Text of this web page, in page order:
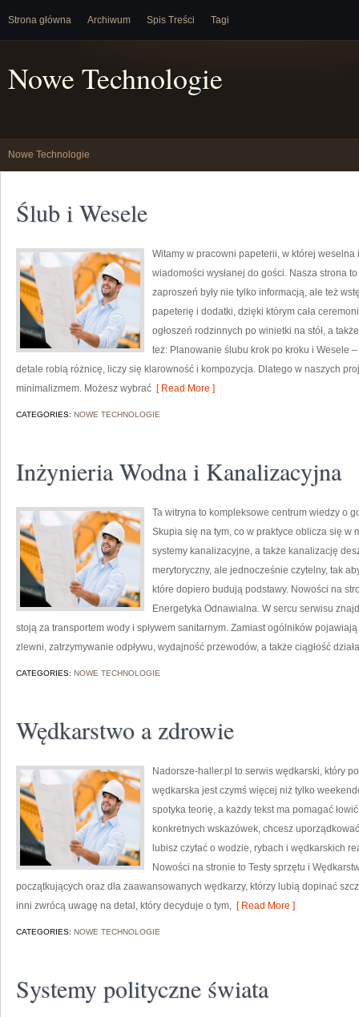
Strona główna Archiwum Spis Treści Tagi
Nowe Technologie
Nowe Technologie
Ślub i Wesele
Witamy w pracowni papeterii, w której
wiadomości wysłanej do gości. Nasza strona
zaproszeń były nie tylko informacją, ale też
papeterię i dodatki, dzięki którym cała
ogłoszeń rodzinnych po winietki na stół, a
też: Planowanie ślubu krok po kroku i Wesele
detale robią różnicę, liczy się klarowność i kompozycja. Dlatego w naszych
minimalizmem. Możesz wybrać [ Read More ]
CATEGORIES: NOWE TECHNOLOGIE
Inżynieria Wodna i Kanalizacyjna
Ta witryna to kompleksowe centrum wiedzy o
Skupia się na tym, co w praktyce oblicza się w
systemy kanalizacyjne, a także kanalizację
merytoryczny, ale jednocześnie czytelny, tak
które dopiero budują podstawy. Nowości na
Energetyka Odnawialna. W sercu serwisu
stoją za transportem wody i spływem sanitarnym. Zamiast ogólników
zlewni, zatrzymywanie odpływu, wydajność przewodów, a także ciągłość
CATEGORIES: NOWE TECHNOLOGIE
Wędkarstwo a zdrowie
Nadorsze-haller.pl to serwis wędkarski, który
wędkarska jest czymś więcej niż tylko
spotyka teorię, a każdy tekst ma pomagać
konkretnych wskazówek, chcesz
lubisz czytać o wodzie, rybach i wędkarskich
Nowości na stronie to Testy sprzętu i
początkujących oraz dla zaawansowanych wędkarzy, którzy lubią dopinać
inni zwrócą uwagę na detal, który decyduje o tym, [ Read More ]
CATEGORIES: NOWE TECHNOLOGIE
Systemy polityczne świata